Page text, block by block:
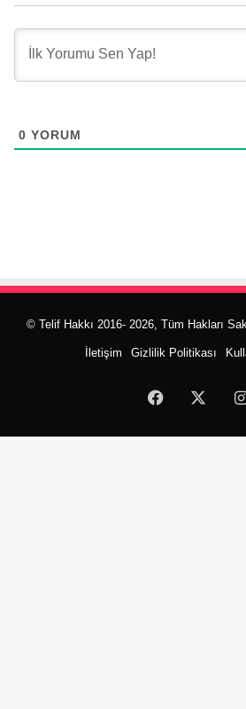
0 YORUM
© Telif Hakkı 2016- 2026, Tüm Hakları
İletişim Gizlilik Politikası
Facebook